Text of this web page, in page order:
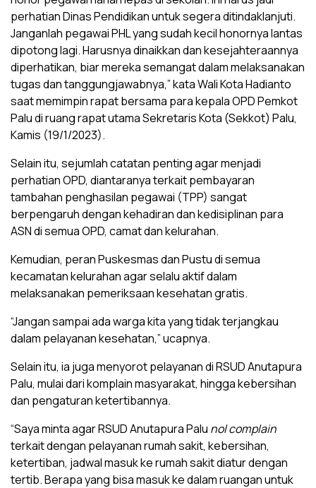
perhatian Dinas Pendidikan untuk segera ditindaklanjuti.
Janganlah pegawai PHL yang sudah kecil honornya lantas
dipotong lagi. Harusnya dinaikkan dan kesejahteraannya
diperhatikan, biar mereka semangat dalam melaksanakan
tugas dan tanggungjawabnya,” kata Wali Kota Hadianto
saat memimpin rapat bersama para kepala OPD Pemkot
Palu di ruang rapat utama Sekretaris Kota (Sekkot) Palu,
Kamis (19/1/2023).
Selain itu, sejumlah catatan penting agar menjadi
perhatian OPD, diantaranya terkait pembayaran
tambahan penghasilan pegawai (TPP) sangat
berpengaruh dengan kehadiran dan kedisiplinan para
ASN di semua OPD, camat dan kelurahan.
Kemudian, peran Puskesmas dan Pustu di semua
kecamatan kelurahan agar selalu aktif dalam
melaksanakan pemeriksaan kesehatan gratis.
“Jangan sampai ada warga kita yang tidak terjangkau
dalam pelayanan kesehatan,” ucapnya.
Selain itu, ia juga menyorot pelayanan di RSUD Anutapura
Palu, mulai dari komplain masyarakat, hingga kebersihan
dan pengaturan ketertibannya.
“Saya minta agar RSUD Anutapura Palu nol complain
terkait dengan pelayanan rumah sakit, kebersihan,
ketertiban, jadwal masuk ke rumah sakit diatur dengan
tertib. Berapa yang bisa masuk ke dalam ruangan untuk